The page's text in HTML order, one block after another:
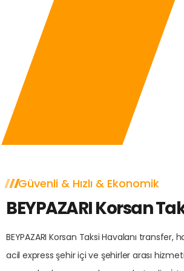
Güvenli & Hızlı & Ekonomik
BEYPAZARI Korsan
BEYPAZARI Korsan Taksi Havalanı transfer,
acil express şehir içi ve şehirler arası